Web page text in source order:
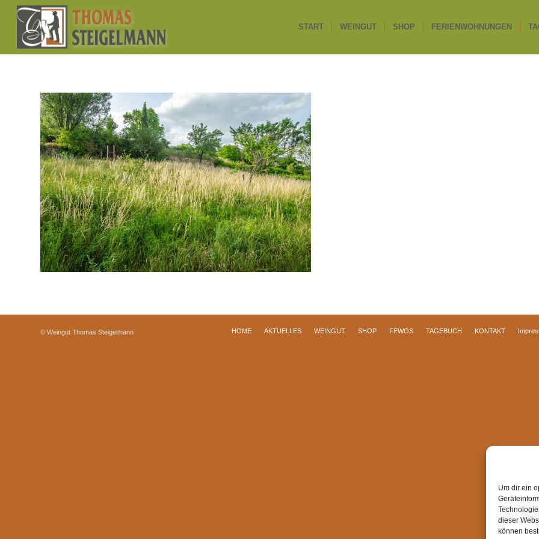
Um dir ein
dieser
können
START WEINGUT SHOP FERIENWOHNUNGEN
© Weingut Thomas Steigelmann HOME AKTUELLES WEINGUT SHOP FEWOS TAGEBUCH KONTAKT